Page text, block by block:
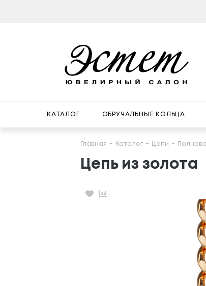
КАТАЛОГ ОБРУЧАЛЬНЫЕ КОЛЬЦА
Главная Каталог Цепи
Цепь из золота
Избранное
Сравнение